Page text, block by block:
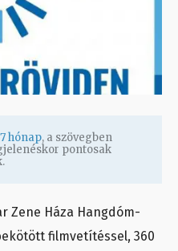
7 hónap, a szövegben
pontosak
Zene Háza Hangdóm-
filmvetítéssel, 360